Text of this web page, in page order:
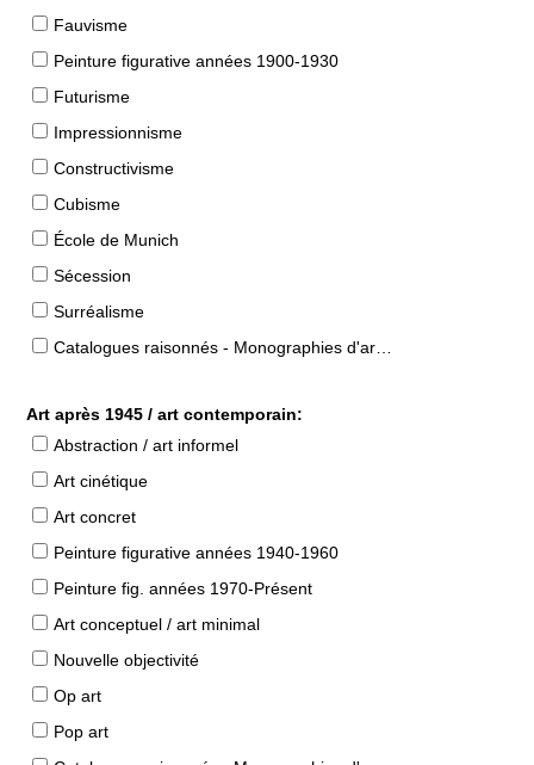
Fauvisme
Peinture figurative années 1900-1930
Futurisme
Impressionnisme
Constructivisme
Cubisme
École de Munich
Sécession
Surréalisme
Catalogues raisonnés - Monographies d'artistes
Art après 1945 / art contemporain:
Abstraction / art informel
Art cinétique
Art concret
Peinture figurative années 1940-1960
Peinture fig. années 1970-Présent
Art conceptuel / art minimal
Nouvelle objectivité
Op art
Pop art